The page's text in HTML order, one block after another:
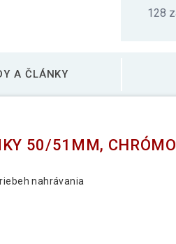
128
A ČLÁNKY
50/51MM,
nahrávania